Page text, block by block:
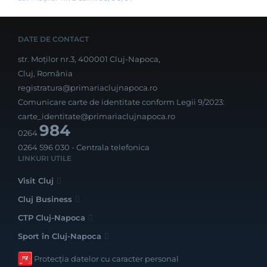
DATE DE CONTACT
str. Moților nr.3, 400001 Cluj-Napoca,
Cluj, România
registratura@primariaclujnapoca.ro
Comunicare carte de identitate conform Legii 9/2023:
carte_identitate@primariaclujnapoca.ro
0264984
0264 596 030 - Centrala telefonica
LINKURI UTILE
Visit Cluj
Cluj Business
CTP Cluj-Napoca
Sport în Cluj-Napoca
Protecția datelor cu caracter personal